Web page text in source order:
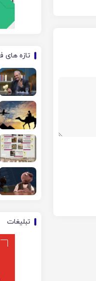
تازه های
تبلیغات